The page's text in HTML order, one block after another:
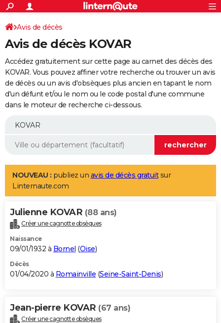
ACTUALITÉS
Politique
Société
Faits Divers
Education
Monde
Villes
+
SPORT
Coupe du monde 2026
Football
Tennis
Cyclisme
Rugby
Forum
Programme TV
TNT
Streaming
Cinéma
Sorties cinéma
Musique
+
FINANCE
Retraite
Impôts
Epargne
Immobilier
Risques naturels par ville
Banque
Assurance
Crédit
AUTO
Essais
Réserver un essai
Citadines
Berlines
SUV
Forum auto
+
Mobiles
Meilleur smartphone
Internet
Ordinateurs
Jeux vidéo
Guide high-tech
Aménagement intérieur
LIFESTYLE
Art de vivre
Bien-être
Loisirs
Mode
Modes de vie
Alimentation
Guide de la santé
Maladies
Médicaments
Sommeil
VOYAGE
Destinations
City break
Voyage nature
Voyage de noces
Forum
Climat
+PHOTO
GUIDES D'ACHAT
BONS PLANS
Carte de Noël
Carte Bonne année
Carte Saint-Valentin
Carte Pâques
Carte d'anniversaire
DICTIONNAIRE
Avis de décès
Avis de décès KOVAR
Accédez gratuitement sur cette page au carnet des décès des
KOVAR. Vous pouvez affiner votre recherche ou trouver un avis
de décès ou un avis d'obsèques plus ancien en tapant le nom
d'un défunt et/ou le nom ou le code postal d'une commune
dans le moteur de recherche ci-dessous.
NOUVEAU : publiez un avis de décès gratuitsur
Linternaute.com
Julienne KOVAR (88 ans)
Créer une cagnotte obsèques
Naissance
09/01/1932 à Bornel (Oise)
Décès
01/04/2020 à Romainville (Seine-Saint-Denis)
Jean-pierre KOVAR (67 ans)
Créer une cagnotte obsèques